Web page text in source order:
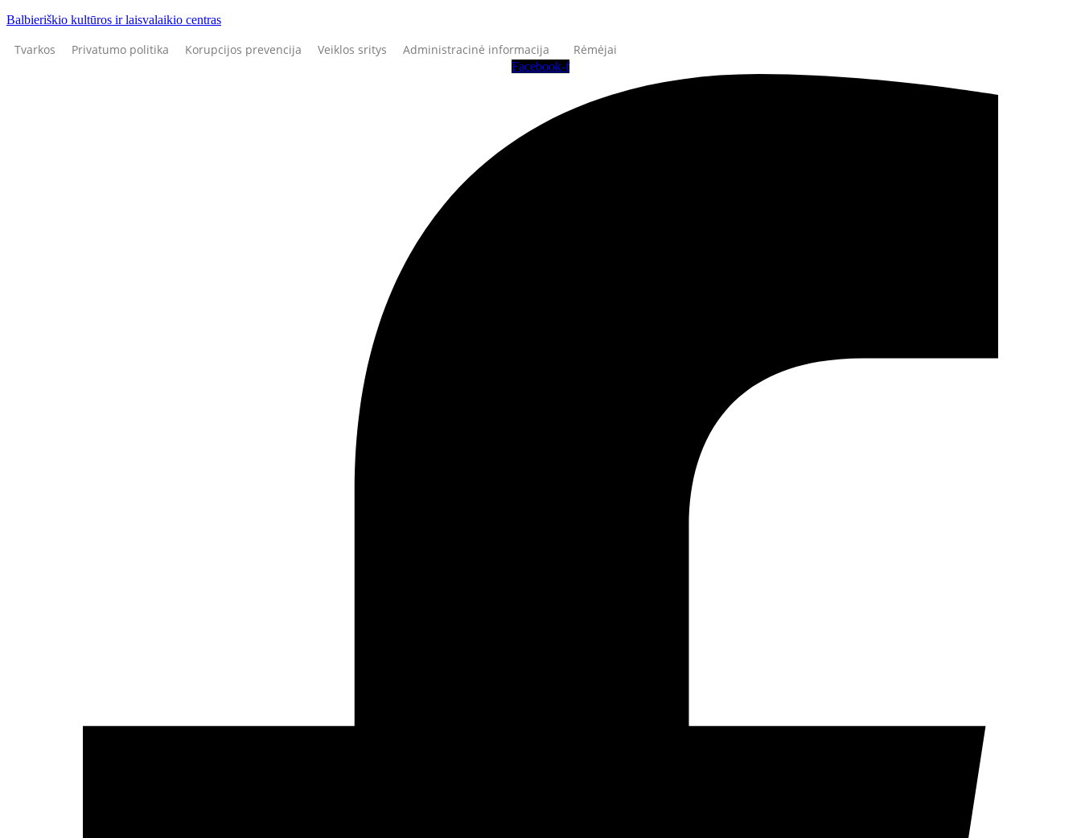
Balbieriškio kultūros ir laisvalaikio centras
Tvarkos Privatumo politika Korupcijos prevencija Veiklos sritys Administracinė informacija Rėmėjai
Facebook-f